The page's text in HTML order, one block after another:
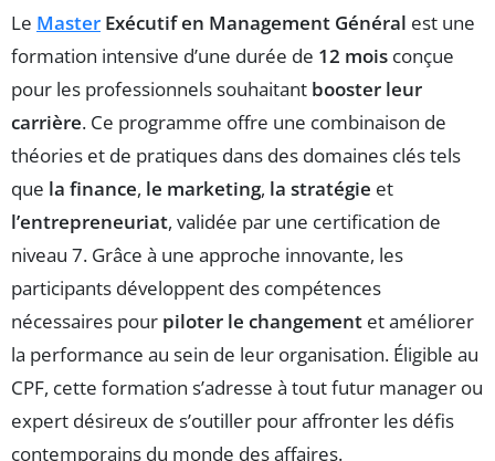
Le Master Exécutif en Management Général est une
formation intensive d’une durée de 12 mois conçue
pour les professionnels souhaitant booster leur
carrière. Ce programme offre une combinaison de
théories et de pratiques dans des domaines clés tels
que la finance, le marketing, la stratégie et
l’entrepreneuriat, validée par une certification de
niveau 7. Grâce à une approche innovante, les
participants développent des compétences
nécessaires pour piloter le changement et améliorer
la performance au sein de leur organisation. Éligible au
CPF, cette formation s’adresse à tout futur manager ou
expert désireux de s’outiller pour affronter les défis
contemporains du monde des affaires.